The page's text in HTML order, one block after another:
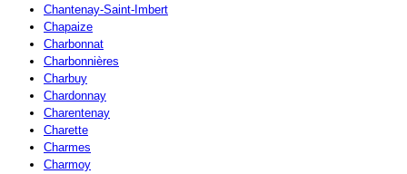
Chantenay-Saint-Imbert
Chapaize
Charbonnat
Charbonnières
Charbuy
Chardonnay
Charentenay
Charette
Charmes
Charmoy